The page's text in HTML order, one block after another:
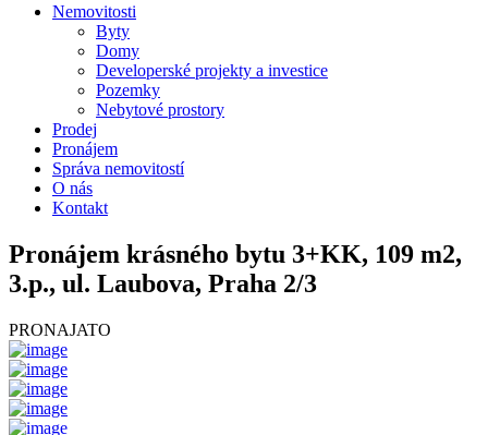
Nemovitosti
Byty
Domy
Developerské projekty a investice
Pozemky
Nebytové prostory
Prodej
Pronájem
Správa nemovitostí
O nás
Kontakt
Pronájem krásného bytu 3+KK, 109 m2,
3.p., ul. Laubova, Praha 2/3
PRONAJATO